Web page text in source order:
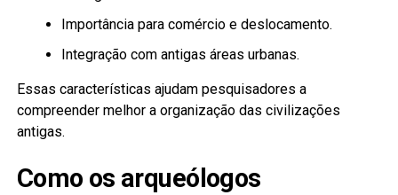
Importância para comércio e deslocamento.
Integração com antigas áreas urbanas.
Essas características ajudam pesquisadores a
compreender melhor a organização das civilizações
antigas.
Como os arqueólogos